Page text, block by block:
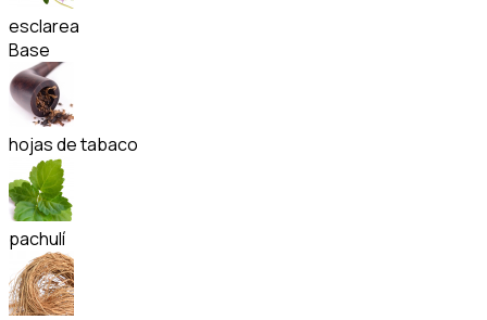
esclarea
Base
hojas de tabaco
pachulí